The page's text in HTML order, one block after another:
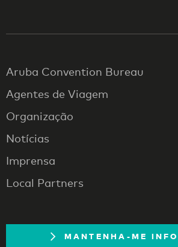
Aruba Convention Bureau
Agentes de Viagem
Organização
Notícias
Imprensa
Local Partners
MANTENHA-ME